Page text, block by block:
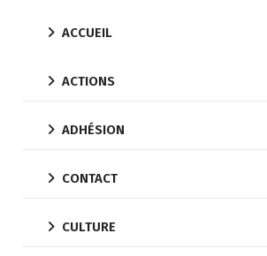
ACCUEIL
ACTIONS
ADHÉSION
CONTACT
CULTURE